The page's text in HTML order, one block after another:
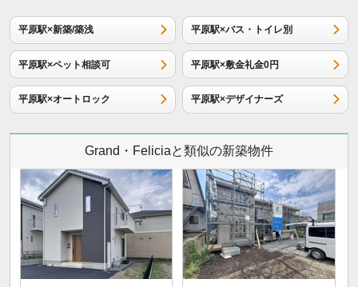
平原駅×新築/築浅 平原駅×バス・トイレ別
平原駅×ペット相談可 平原駅×敷金礼金0円
平原駅×オートロック 平原駅×デザイナーズ
Grand・Feliciaと類似の新築物件